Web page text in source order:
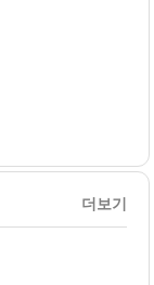
더보기